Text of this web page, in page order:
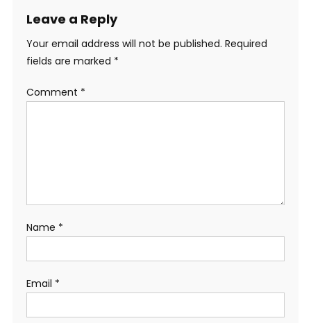
Leave a Reply
Your email address will not be published. Required
fields are marked *
Comment *
Name *
Email *